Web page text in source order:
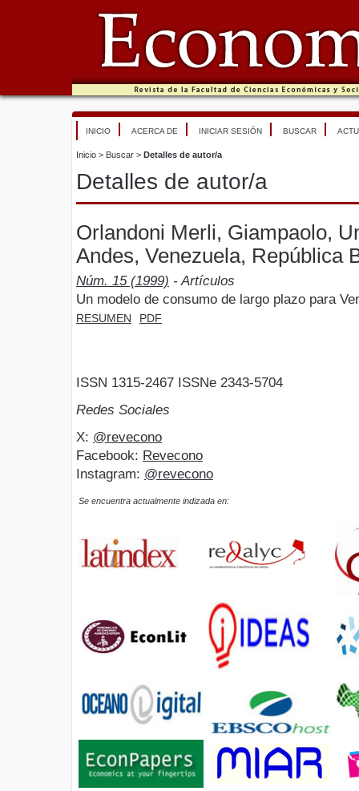
INICIO ACERCA DE INICIAR SESIÓN BUSCAR
Inicio > Buscar > Detalles de autor/a
Detalles de autor/a
Orlandoni Merli, Giampaolo,
Andes, Venezuela, República
Núm. 15 (1999) - Artículos
Un modelo de consumo de largo plazo para
RESUMEN PDF
ISSN 1315-2467 ISSNe 2343-5704
Redes Sociales
X: @revecono
Facebook: Revecono
Instagram: @revecono
Se encuentra actualmente indizada en: